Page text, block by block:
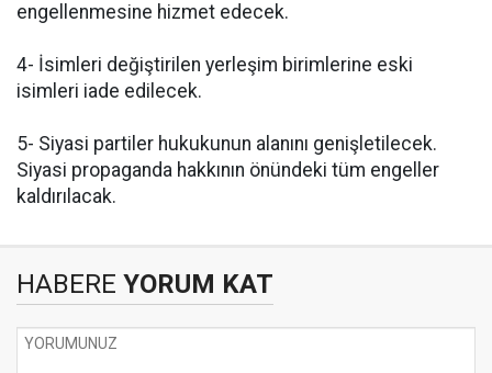
engellenmesine hizmet edecek.
4- İsimleri değiştirilen yerleşim birimlerine eski
isimleri iade edilecek.
5- Siyasi partiler hukukunun alanını genişletilecek.
Siyasi propaganda hakkının önündeki tüm engeller
kaldırılacak.
HABERE YORUM KAT